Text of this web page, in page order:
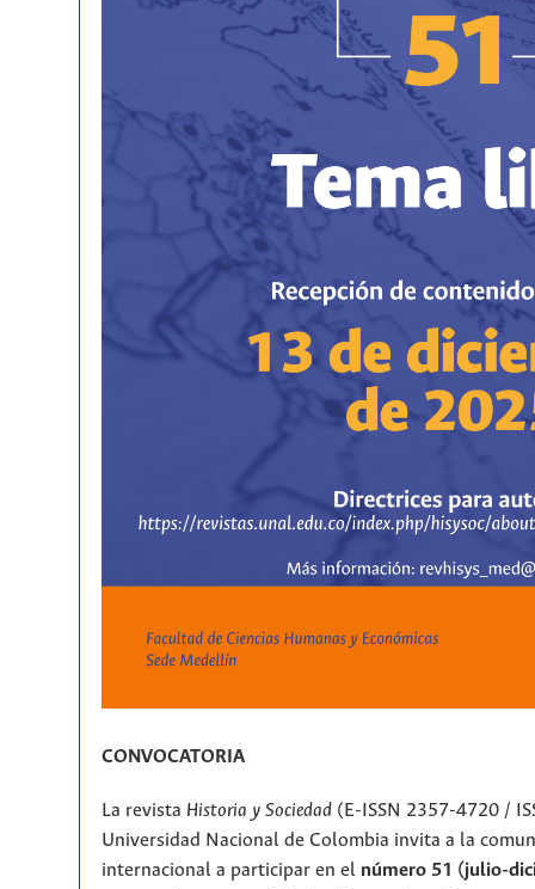
CONVOCATORIA
La revista Historia y Sociedad(E-ISSN 2357-4720 /
Universidad Nacional de Colombia invita a la
internacional a participar en el número 51 (julio-